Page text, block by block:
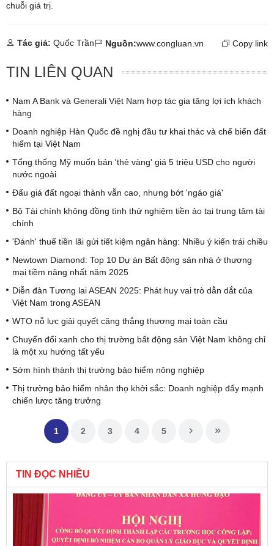
chuỗi giá trị.
Tác giả: Quốc Trần Nguồn:www.congluan.vn Copy link
TIN LIÊN QUAN
Nam A Bank và Generali Việt Nam hợp tác gia tăng lợi ích khách
hàng
Doanh nghiệp Hàn Quốc đề nghị đầu tư khai thác và chế biến đất
hiếm tại Việt Nam
Tổng thống Mỹ muốn bán 'thẻ vàng' giá 5 triệu USD cho người
nước ngoài
Đấu giá đất ngoại thành vẫn cao, nhưng bớt 'ngáo giá'
Bộ Tài chính không đồng tình thử nghiệm tiền ảo tại trung tâm tài
chính
'Đánh' thuế tiền lãi gửi tiết kiệm ngân hàng: Nhiều ý kiến trái chiều
Newtown Diamond: Top 10 Dự án Bất động sản nhà ở thương
mại tiềm năng nhất năm 2025
Diễn đàn Tương lai ASEAN 2025: Phát huy vai trò dẫn dắt của
Việt Nam trong ASEAN
WTO nỗ lực giải quyết căng thẳng thương mại toàn cầu
Chuyển đổi xanh cho thị trường bất động sản Việt Nam không chỉ
là một xu hướng tất yếu
Sớm hình thành thị trường bảo hiểm nông nghiệp
Thị trường bảo hiểm nhân thọ khởi sắc: Doanh nghiệp đẩy mạnh
chiến lược tăng trưởng
1 2 3 4 5
TIN ĐỌC NHIỀU